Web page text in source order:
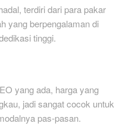
terdiri dari para pakar
yang berpengalaman di
tinggi.
yang ada, harga yang
jadi sangat cocok untuk
pas-pasan.